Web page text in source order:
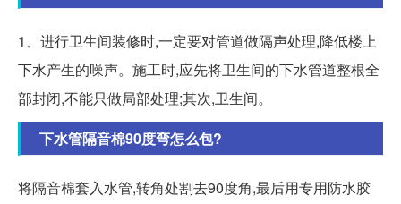
1、进行卫生间装修时,一定要对管道做隔声处理,降低楼上
下水产生的噪声。施工时,应先将卫生间的下水管道整根全
部封闭,不能只做局部处理;其次,卫生间。
下水管隔音棉90度弯怎么包?
将隔音棉套入水管,转角处割去90度角,最后用专用防水胶